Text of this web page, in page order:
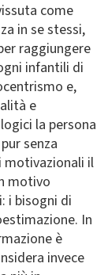
come
in se stessi,
raggiungere
infantili di
e,
e
la persona
senza
il
motivo
i bisogni di
In
è
invece